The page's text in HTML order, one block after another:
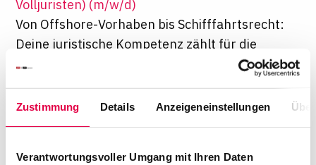
Zustimmung Details Anzeigeneinstellungen
Verantwortungsvoller Umgang mit Ihren Daten
Volljuristen) (m/w/d)
Von Offshore-Vorhaben bis Schifffahrtsrecht:
Deine juristische Kompetenz zählt für die
Zukunft der maritimen Infrastruktur
Wissenschaftliche/r Mitarbeiter/in (m/w/d) im
und partizipative Rechtsgestaltung (TV-L E13,